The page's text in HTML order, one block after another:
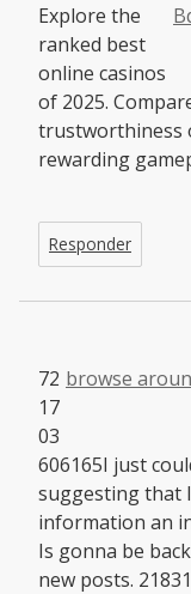
Explore the
ranked best
online casinos
of 2025.
trustworthiness
rewarding
Responder
browse
72
17
03
606165I just
suggesting that
information an
Is gonna be
new posts. 21831